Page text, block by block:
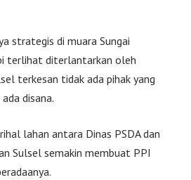
strategis di muara Sungai
terlihat diterlantarkan oleh
terkesan tidak ada pihak yang
disana.
lahan antara Dinas PSDA dan
Sulsel semakin membuat PPI